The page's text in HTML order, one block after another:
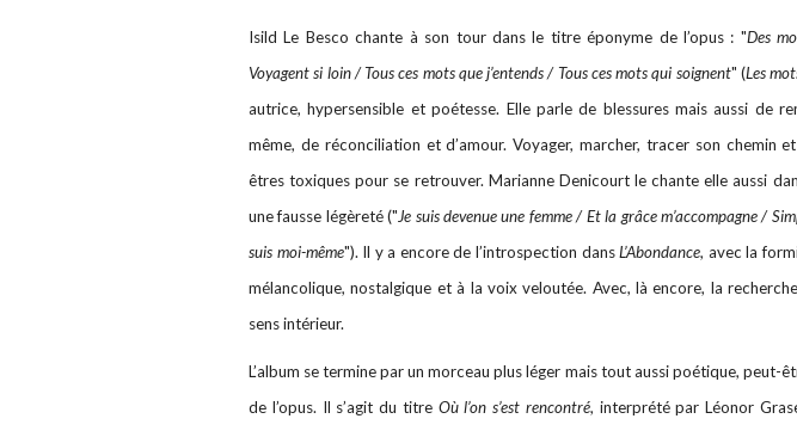
Isild Le Besco chante à son tour dans le titre éponyme de l’opus : "Des
Voyagent si loin / Tous ces mots que j’entends / Tous ces mots qui soignent" (Les
autrice, hypersensible et poétesse. Elle parle de blessures mais aussi de
même, de réconciliation et d’amour. Voyager, marcher, tracer son chemin
êtres toxiques pour se retrouver. Marianne Denicourt le chante elle aussi
une fausse légèreté ("Je suis devenue une femme / Et la grâce m’accompagne /
suis moi-même"). Il y a encore de l’introspection dansL’Abondance, avec la
mélancolique, nostalgique et à la voix veloutée. Avec, là encore, la
sens intérieur.
L’album se termine par un morceau plus léger mais tout aussi poétique, peut-
de l’opus. Il s’agit du titre Où l’on s’est rencontré, interprété par Léonor